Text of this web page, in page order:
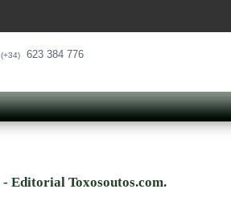
(+34) 623 384 776
- Editorial Toxosoutos.com.